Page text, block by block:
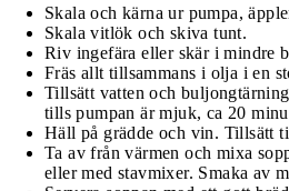
Skala och kärna ur pumpa,
Skala vitlök och skiva tunt.
Riv ingefära eller skär i mindre
Fräs allt tillsammans i olja i en
Tillsätt vatten och
tills pumpan är mjuk, ca 20
Häll på grädde och vin. Tillsätt
Ta av från värmen och mixa
eller med stavmixer. Smaka av